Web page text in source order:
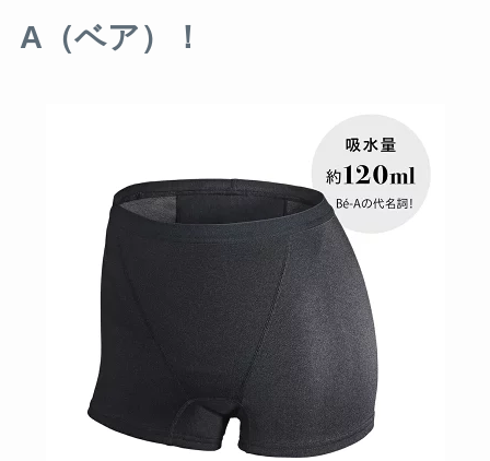
A（ベア）！